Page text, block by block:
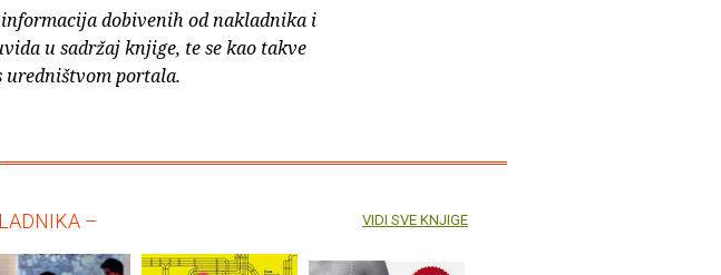
dobivenih od nakladnika i
u sadržaj knjige, te se kao takve
uredništvom portala.
– VIDI SVE KNJIGE